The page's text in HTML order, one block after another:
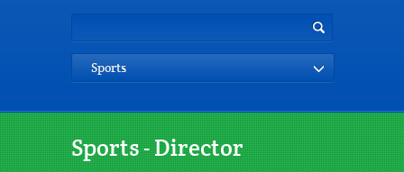
Sports
Sports - Director